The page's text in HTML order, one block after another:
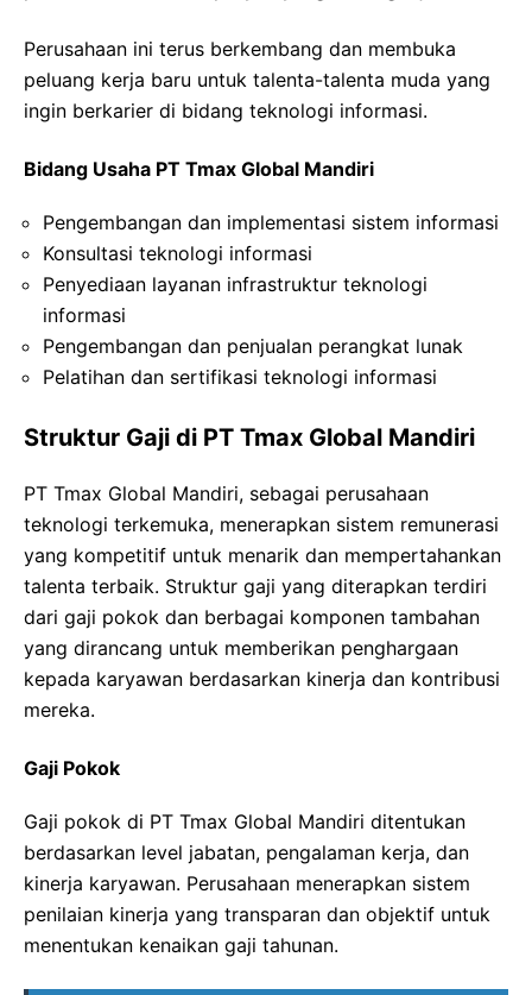
Perusahaan ini terus berkembang dan membuka
peluang kerja baru untuk talenta-talenta muda yang
ingin berkarier di bidang teknologi informasi.
Bidang Usaha PT Tmax Global Mandiri
Pengembangan dan implementasi sistem informasi
Konsultasi teknologi informasi
Penyediaan layanan infrastruktur teknologi
informasi
Pengembangan dan penjualan perangkat lunak
Pelatihan dan sertifikasi teknologi informasi
Struktur Gaji di PT Tmax Global Mandiri
PT Tmax Global Mandiri, sebagai perusahaan
teknologi terkemuka, menerapkan sistem remunerasi
yang kompetitif untuk menarik dan mempertahankan
talenta terbaik. Struktur gaji yang diterapkan terdiri
dari gaji pokok dan berbagai komponen tambahan
yang dirancang untuk memberikan penghargaan
kepada karyawan berdasarkan kinerja dan kontribusi
mereka.
Gaji Pokok
Gaji pokok di PT Tmax Global Mandiri ditentukan
berdasarkan level jabatan, pengalaman kerja, dan
kinerja karyawan. Perusahaan menerapkan sistem
penilaian kinerja yang transparan dan objektif untuk
menentukan kenaikan gaji tahunan.